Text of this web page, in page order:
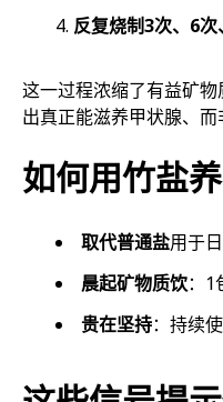
反复烧制3次、6次
这一过程浓缩了有益矿
出真正能滋养甲状腺、而
如何用竹盐
取代普通盐用于
晨起矿物质饮：1
贵在坚持：持续